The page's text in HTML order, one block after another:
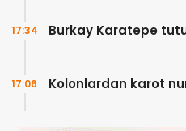
Burkay Karatepe
17:34
Kolonlardan karot
17:06